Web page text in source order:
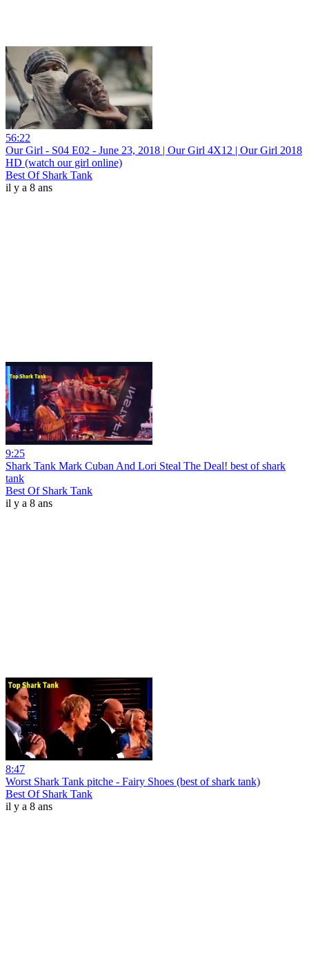
56:22
Our Girl - S04 E02 - June 23, 2018 | Our Girl 4X12 | Our Girl 2018
HD (watch our girl online)
Best Of Shark Tank
il y a 8 ans
9:25
Shark Tank Mark Cuban And Lori Steal The Deal! best of shark
tank
Best Of Shark Tank
il y a 8 ans
8:47
Worst Shark Tank pitche - Fairy Shoes (best of shark tank)
Best Of Shark Tank
il y a 8 ans